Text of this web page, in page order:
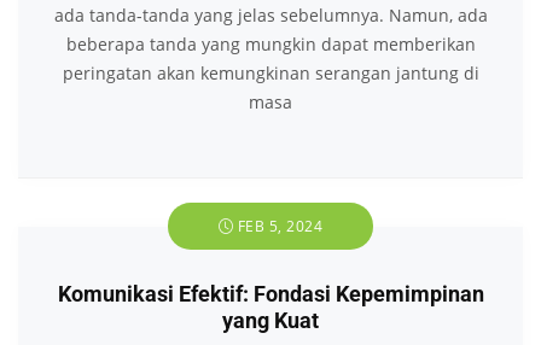
ada tanda-tanda yang jelas sebelumnya. Namun, ada
beberapa tanda yang mungkin dapat memberikan
peringatan akan kemungkinan serangan jantung di
masa
FEB 5, 2024
Komunikasi Efektif: Fondasi Kepemimpinan
yang Kuat